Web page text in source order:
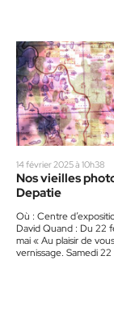
14 février 2025 à 10h38
Nos vieilles
Depatie
Où : Centre
David Quand : Du 22
mai « Au plaisir de
vernissage. Samedi